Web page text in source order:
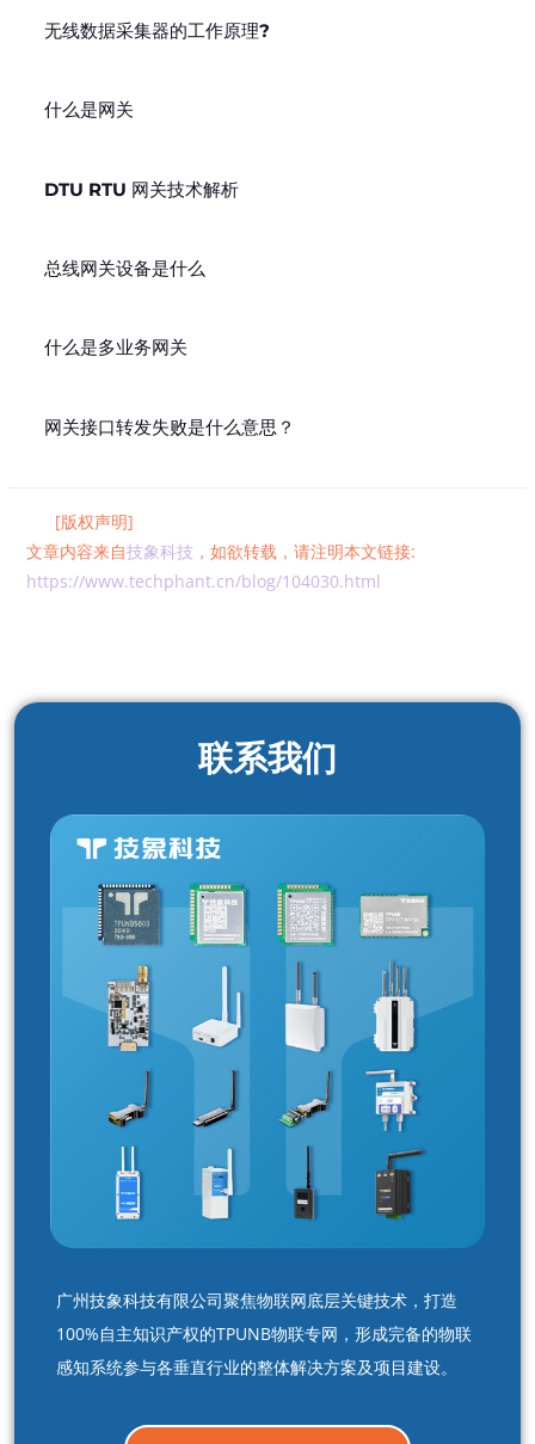
无线数据采集器的工作原理?
什么是网关
DTU RTU 网关技术解析
总线网关设备是什么
什么是多业务网关
网关接口转发失败是什么意思？
[版权声明]
文章内容来自技象科技 ，如欲转载，请注明本文链接:
https://www.techphant.cn/blog/104030.html
联系我们
广州技象科技有限公司聚焦物联网底层关键技术，打造
100%自主知识产权的TPUNB物联专网，形成完备的物联
感知系统参与各垂直行业的整体解决方案及项目建设。